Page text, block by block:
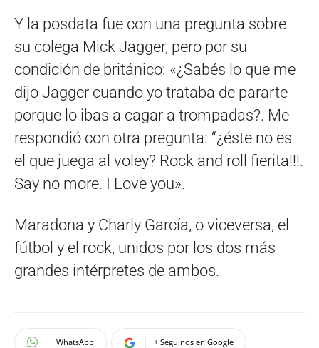
Y la posdata fue con una pregunta sobre
su colega Mick Jagger, pero por su
condición de británico: «¿Sabés lo que me
dijo Jagger cuando yo trataba de pararte
porque lo ibas a cagar a trompadas?. Me
respondió con otra pregunta: “¿éste no es
el que juega al voley? Rock and roll fierita!!!.
Say no more. I Love you».
Maradona y Charly García, o viceversa, el
fútbol y el rock, unidos por los dos más
grandes intérpretes de ambos.
WhatsApp + Seguinos en Google